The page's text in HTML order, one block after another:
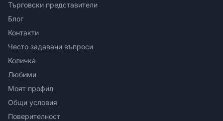
Търговски представители
Блог
Контакти
Често задавани въпроси
Количка
Любими
Моят профил
Общи условия
Поверителност